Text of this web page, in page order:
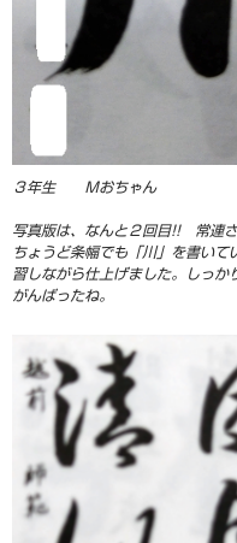
３年生 Ｍおちゃん
写真版は、なんと２回目!! 常連さ
ちょうど条幅でも「川」を書い
習しながら仕上げました。しっか
がんばったね。